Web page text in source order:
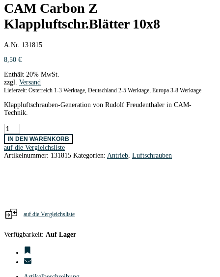
CAM Carbon Z
Klappluftschr.Blätter 10x8
A.Nr. 131815
8,50 €
Enthält 20% MwSt.
zzgl. Versand
Lieferzeit: Österreich 1-3 Werktage, Deutschland 2-5 Werktage, Europa 3-8 Werktage
Klappluftschrauben-Generation von Rudolf Freudenthaler in CAM-
Technik.
CAM
Carbon
Z
Klappluftschr.Blätter
10x8
IN DEN WARENKORB
auf die Vergleichsliste
Artikelnummer: 131815 Kategorien: Antrieb Luftschrauben
auf die Vergleichsliste
Verfügbarkeit: Auf Lager